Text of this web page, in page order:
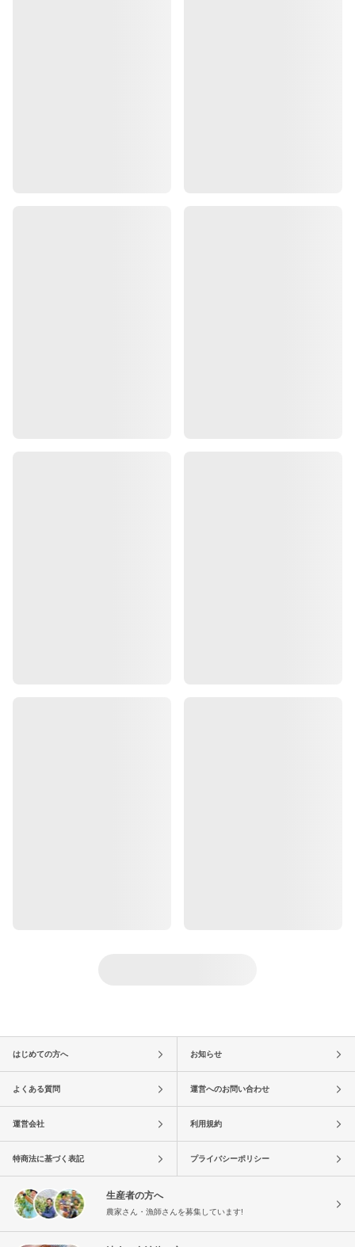
はじめての方へ お知らせ
よくある質問 運営へのお問い合わせ
運営会社 利用規約
特商法に基づく表記 プライバシーポリシー
生産者の方へ
農家さん・漁師さんを募集しています!